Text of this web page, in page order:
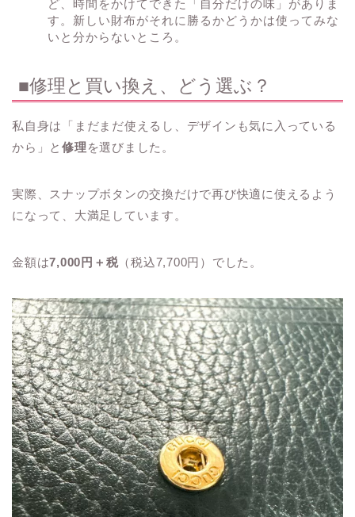
ど、時間をかけてできた「自分だけの味」がありま
す。新しい財布がそれに勝るかどうかは使ってみな
いと分からないところ。
■修理と買い換え、どう選ぶ？
私自身は「まだまだ使えるし、デザインも気に入っている
から」と修理 を選びました。
実際、スナップボタンの交換だけで再び快適に使えるよう
になって、大満足しています。
金額は7,000円＋税（税込7,700円）でした。